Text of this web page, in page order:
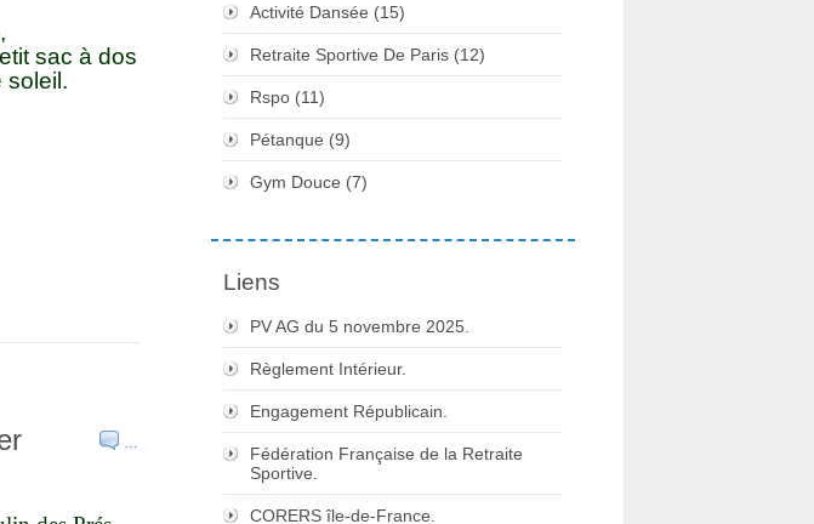
sac à dos
soleil.
…
Activité Dansée (15)
Retraite Sportive De Paris (12)
Rspo (11)
Pétanque (9)
Gym Douce (7)
Liens
PV AG du 5 novembre 2025.
Règlement Intérieur.
Engagement Républicain.
Fédération Française de la Retraite
Sportive.
CORERS île-de-France.